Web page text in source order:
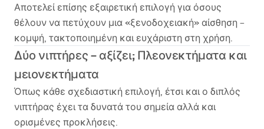
Αποτελεί επίσης εξαιρετική επιλογή για όσους
θέλουν να πετύχουν μια «ξενοδοχειακή» αίσθηση –
κομψή, τακτοποιημένη και ευχάριστη στη χρήση.
Δύο νιπτήρες – αξίζει; Πλεονεκτήματα και
μειονεκτήματα
Όπως κάθε σχεδιαστική επιλογή, έτσι και ο διπλός
νιπτήρας έχει τα δυνατά του σημεία αλλά και
ορισμένες προκλήσεις.